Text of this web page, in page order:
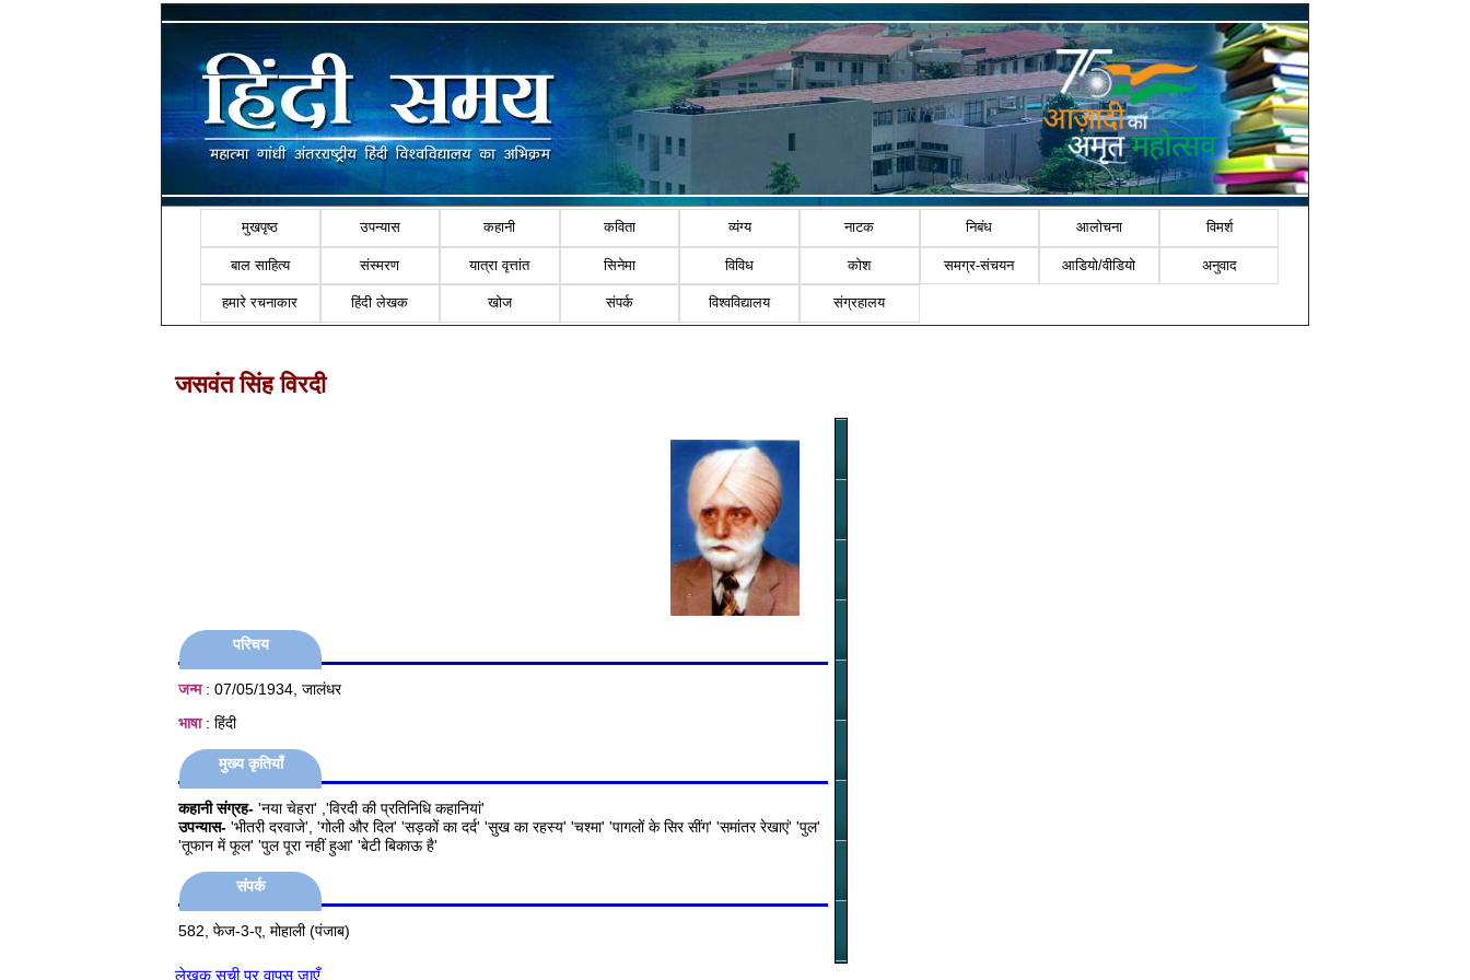
मुखपृष्ठ उपन्यास कहानी कविता व्यंग्य नाटक निबंध आलोचना विमर्श
बाल साहित्य संस्मरण यात्रा वृत्तांत सिनेमा विविध कोश समग्र-संचयन आडियो/वीडियो अनुवाद
हमारे रचनाकार हिंदी लेखक खोज संपर्क विश्वविद्यालय संग्रहालय
जसवंत सिंह विरदी
परिचय
जन्म: 07/05/1934, जालंधर
भाषा: हिंदी
मुख्य कृतियाँ
कहानी संग्रह- 'नया चेहरा' ,'विरदी की प्रतिनिधि कहानियां'
उपन्यास- 'भीतरी दरवाजे', 'गोली और दिल' 'सड़कों का दर्द' 'सुख का रहस्य' 'चश्मा' 'पागलों के सिर सींग' 'समांतर रेखाएं' 'पुल'
'तूफान में फूल' 'पुल पूरा नहीं हुआ' 'बेटी बिकाऊ है'
संपर्क
582, फेज-3-ए, मोहाली (पंजाब)
लेखक सूची पर वापस जाएँ